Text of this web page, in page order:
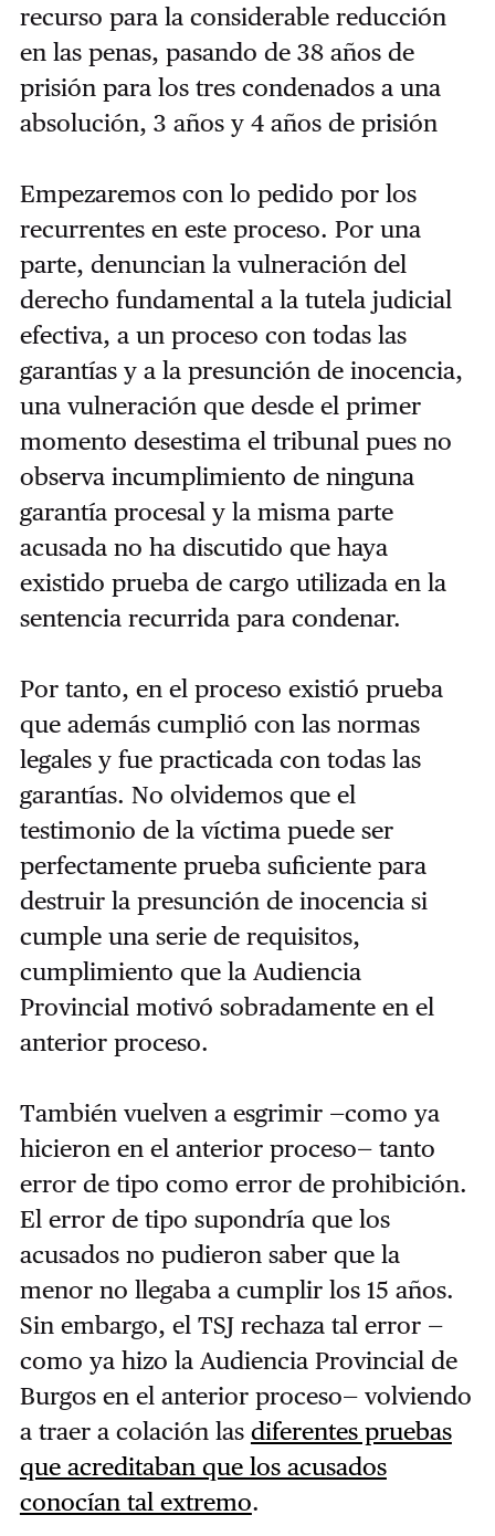
recurso para la considerable reducción
en las penas, pasando de 38 años de
prisión para los tres condenados a una
absolución, 3 años y 4 años de prisión
Empezaremos con lo pedido por los
recurrentes en este proceso. Por una
parte, denuncian la vulneración del
derecho fundamental a la tutela judicial
efectiva, a un proceso con todas las
garantías y a la presunción de inocencia,
una vulneración que desde el primer
momento desestima el tribunal pues no
observa incumplimiento de ninguna
garantía procesal y la misma parte
acusada no ha discutido que haya
existido prueba de cargo utilizada en la
sentencia recurrida para condenar.
Por tanto, en el proceso existió prueba
que además cumplió con las normas
legales y fue practicada con todas las
garantías. No olvidemos que el
testimonio de la víctima puede ser
perfectamente prueba suficiente para
destruir la presunción de inocencia si
cumple una serie de requisitos,
cumplimiento que la Audiencia
Provincial motivó sobradamente en el
anterior proceso.
También vuelven a esgrimir —como ya
hicieron en el anterior proceso— tanto
error de tipo como error de prohibición.
El error de tipo supondría que los
acusados no pudieron saber que la
menor no llegaba a cumplir los 15 años.
Sin embargo, el TSJ rechaza tal error —
como ya hizo la Audiencia Provincial de
Burgos en el anterior proceso— volviendo
a traer a colación las diferentes pruebas
que acreditaban que los acusados
conocían tal extremo.